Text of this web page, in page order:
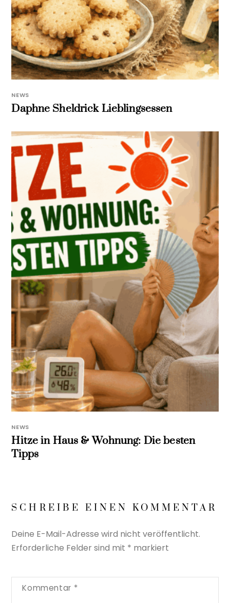
NEWS
Daphne Sheldrick Lieblingsessen
NEWS
Hitze in Haus & Wohnung: Die besten
Tipps
SCHREIBE EINEN KOMMENTAR
Deine E-Mail-Adresse wird nicht veröffentlicht.
Erforderliche Felder sind mit * markiert
Kommentar *